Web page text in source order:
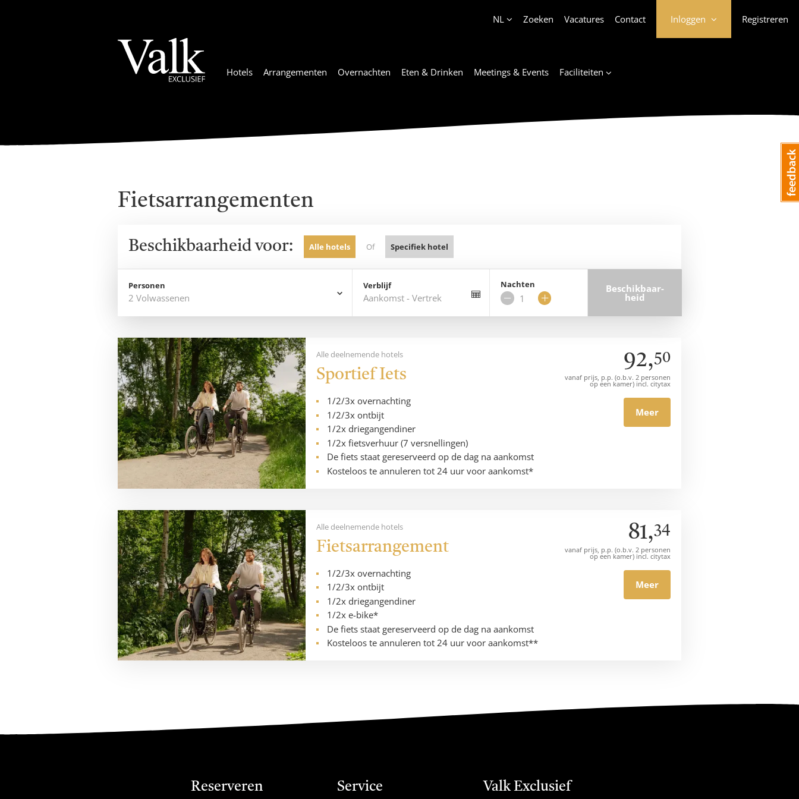
NL
Zoeken Vacatures Contact Inloggen Registreren
Hotels Arrangementen Overnachten Eten & Drinken Meetings & Events Faciliteiten
Fietsarrangementen
Beschikbaarheid voor: Alle hotels Of Specifiek hotel
Personen
2 Volwassenen
Verblijf
Aankomst-Vertrek
Nachten
VerwijderVoeg
toe
Beschik­baar­
heid
Alle deelnemende hotels
Sportief Iets
1/2/3x overnachting
1/2/3x ontbijt
1/2x driegangendiner
1/2x fietsverhuur (7 versnellingen)
De fiets staat gereserveerd op de dag na aankomst
Kosteloos te annuleren tot 24 uur voor aankomst*
92,50
vanaf prijs, p.p. (o.b.v. 2 personen
op een kamer) incl. citytax
Meer
Alle deelnemende hotels
Fietsarrangement
1/2/3x overnachting
1/2/3x ontbijt
1/2x driegangendiner
1/2x e-bike*
De fiets staat gereserveerd op de dag na aankomst
Kosteloos te annuleren tot 24 uur voor aankomst**
81,34
vanaf prijs, p.p. (o.b.v. 2 personen
op een kamer) incl. citytax
Meer
Reserveren Service Valk Exclusief